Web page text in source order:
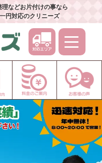
などお片付けの事なら
円対応のクリニーズ